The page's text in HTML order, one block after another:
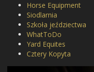
Horse Equipment
Siodlarnia
Szkoła jeździectwa
WhatToDo
Yard Equites
Cztery Kopyta